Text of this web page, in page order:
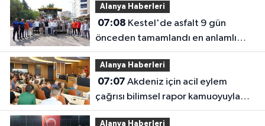
Alanya Haberleri
07:08
önceden tamamlandı en anlamlı
teşekkür iş makinesinin üzerine
bırakıldı
Alanya Haberleri
07:07
çağrısı bilimsel rapor kamuoyuyla
paylaşıldı: "akdeniz'i korumak
Alanya Haberleri